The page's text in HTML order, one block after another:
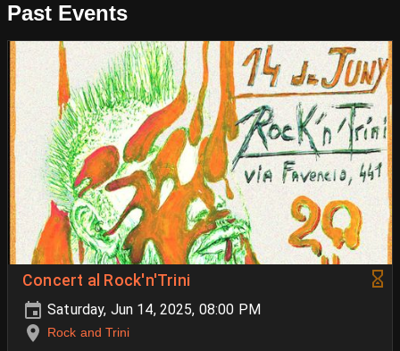
Past Events
Concert al Rock'n'Trini
Saturday, Jun 14, 2025, 08:00 PM
Rock and Trini